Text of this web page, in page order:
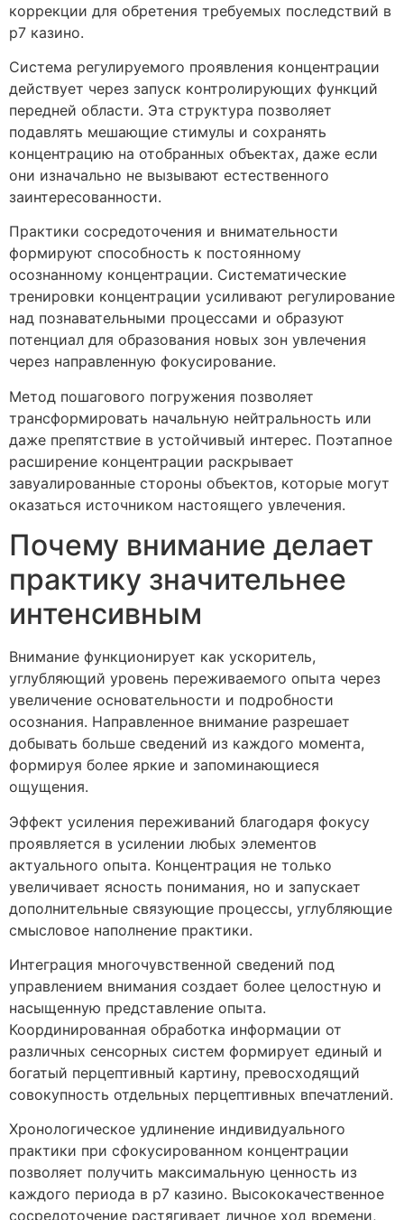
коррекции для обретения требуемых последствий в
р7 казино.
Система регулируемого проявления концентрации
действует через запуск контролирующих функций
передней области. Эта структура позволяет
подавлять мешающие стимулы и сохранять
концентрацию на отобранных объектах, даже если
они изначально не вызывают естественного
заинтересованности.
Практики сосредоточения и внимательности
формируют способность к постоянному
осознанному концентрации. Систематические
тренировки концентрации усиливают регулирование
над познавательными процессами и образуют
потенциал для образования новых зон увлечения
через направленную фокусирование.
Метод пошагового погружения позволяет
трансформировать начальную нейтральность или
даже препятствие в устойчивый интерес. Поэтапное
расширение концентрации раскрывает
завуалированные стороны объектов, которые могут
оказаться источником настоящего увлечения.
Почему внимание делает
практику значительнее
интенсивным
Внимание функционирует как ускоритель,
углубляющий уровень переживаемого опыта через
увеличение основательности и подробности
осознания. Направленное внимание разрешает
добывать больше сведений из каждого момента,
формируя более яркие и запоминающиеся
ощущения.
Эффект усиления переживаний благодаря фокусу
проявляется в усилении любых элементов
актуального опыта. Концентрация не только
увеличивает ясность понимания, но и запускает
дополнительные связующие процессы, углубляющие
смысловое наполнение практики.
Интеграция многочувственной сведений под
управлением внимания создает более целостную и
насыщенную представление опыта.
Координированная обработка информации от
различных сенсорных систем формирует единый и
богатый перцептивный картину, превосходящий
совокупность отдельных перцептивных впечатлений.
Хронологическое удлинение индивидуального
практики при сфокусированном концентрации
позволяет получить максимальную ценность из
каждого периода в р7 казино. Высококачественное
сосредоточение растягивает личное ход времени,